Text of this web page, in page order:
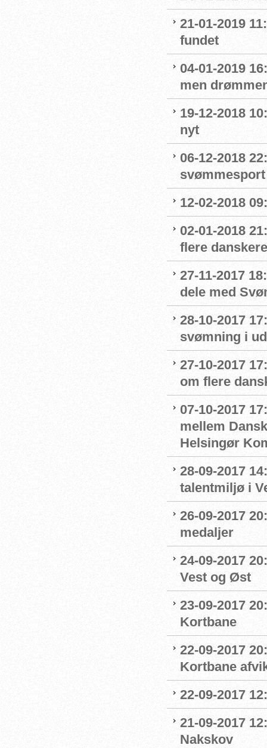
21-01-2019
fundet
04-01-2019
men
19-12-2018
nyt
06-12-2018
svømmesport
12-02-2018
02-01-2018
flere
27-11-2017
dele med
28-10-2017
svømning i
27-10-2017
om flere
07-10-2017
mellem
Helsingør
28-09-2017
talentmiljø i
26-09-2017
medaljer
24-09-2017
Vest og Øst
23-09-2017
Kortbane
22-09-2017
Kortbane
22-09-2017
21-09-2017
Nakskov